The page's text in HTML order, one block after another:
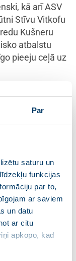
Par
saturu un
funkcijas
par to,
ar saviem
un datu
ar citu
apkopo, kad
kā arī ASV
Stīvu Vitkofu
Kušneru
atbalstu
pieeju ceļā uz
drošības
Parīzes
atbalsta
solis ir
tostarp
Labas